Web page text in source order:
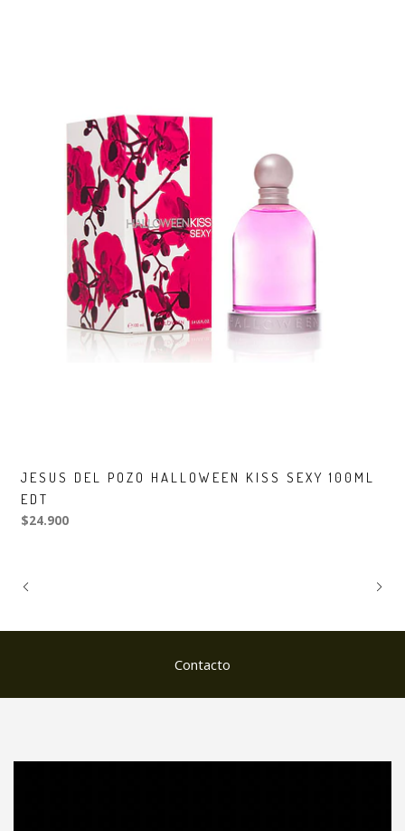
JESUS DEL POZO HALLOWEEN KISS SEXY 100ML
EDT
$24.900
Contacto